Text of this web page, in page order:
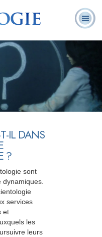
Ministres
volontaires
Foire aux
questions
IL DANS
?
sont
dynamiques.
services
et
les
leurs